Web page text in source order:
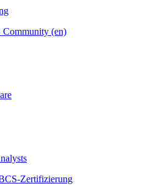
(en)
Zertifizierung